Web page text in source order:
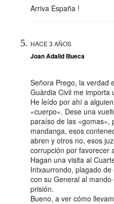
Arriva España !
HACE 3 AÑOS
Joan Adalid Illueca
Señora Prego, la verdad
Guàrdia Civil me importa
He leído por ahí a
«cuerpo». Dese una
paraíso de las «gomas»,
mandanga, esos
abren y otros no, esos
corrupción por favorecer
Hagan una visita al
Intxaurrondo, plagado
con su General al
prisión.
Bueno, a ver cómo